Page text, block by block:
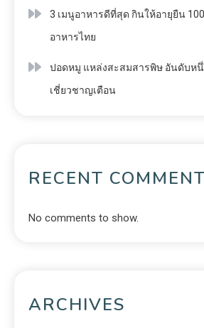
3 เมนูอาหารดีที่สุด กินให้อายุยืน
อาหารไทย
ปอดหมู แหล่งสะสมสารพิษ อันดับหนึ่
เชี่ยวชาญเตือน
RECENT
No comments to show.
ARCHIVES